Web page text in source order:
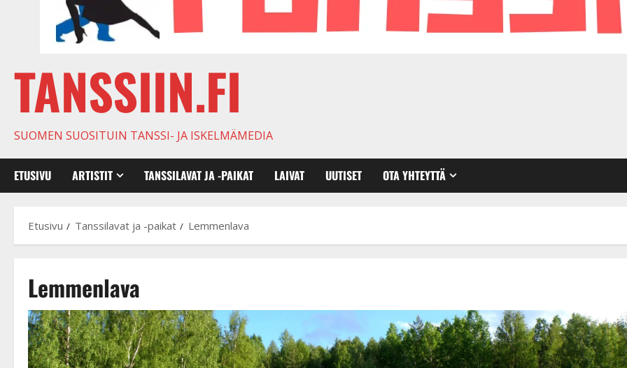
TANSSIIN.FI
SUOMEN SUOSITUIN TANSSI- JA ISKELMÄMEDIA
ETUSIVU ARTISTIT TANSSILAVAT JA -PAIKAT LAIVAT UUTISET OTA YHTEYTTÄ
Etusivu Tanssilavat ja -paikat Lemmenlava
Lemmenlava